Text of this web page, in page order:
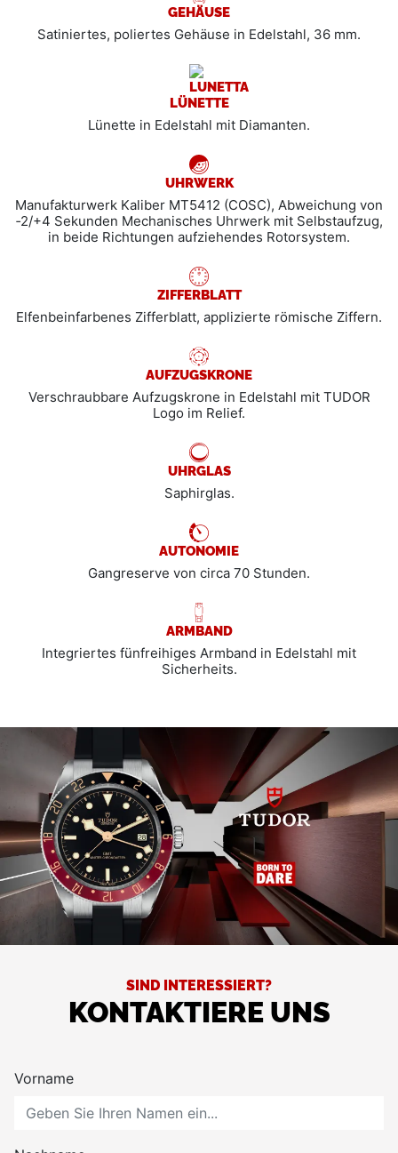
GEHÄUSE
Satiniertes, poliertes Gehäuse in Edelstahl, 36 mm.
LÜNETTE
Lünette in Edelstahl mit Diamanten.
UHRWERK
Manufakturwerk Kaliber MT5412 (COSC), Abweichung von
‑2/+4 Sekunden Mechanisches Uhrwerk mit Selbstaufzug,
in beide Richtungen aufziehendes Rotorsystem.
ZIFFERBLATT
Elfenbeinfarbenes Zifferblatt, applizierte römische Ziffern.
AUFZUGSKRONE
Verschraubbare Aufzugskrone in Edelstahl mit TUDOR
Logo im Relief.
UHRGLAS
Saphirglas.
AUTONOMIE
Gangreserve von circa 70 Stunden.
ARMBAND
Integriertes fünfreihiges Armband in Edelstahl mit
Sicherheits­.
SIND INTERESSIERT?
KONTAKTIERE UNS
Vorname